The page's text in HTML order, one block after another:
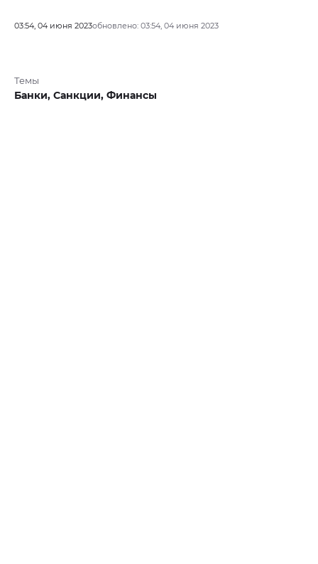
03:54, 04 июня 2023обновлено: 03:54, 04 июня 2023
Темы
Банки, Санкции, Финансы